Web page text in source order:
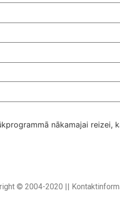
nākamajai reizei,
© 2004-2020 ||